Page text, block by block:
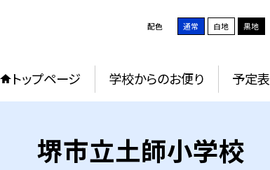
配色 通常 白地 黒地
トップページ 学校からのお便り 予定表
堺市立土師小学校